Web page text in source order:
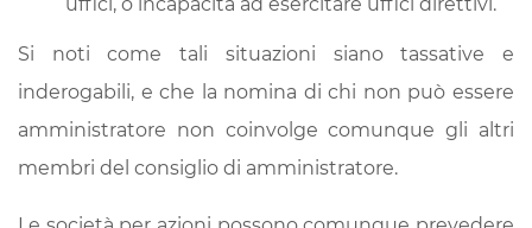
Si noti come tali situazioni siano tassative e
inderogabili, e che la nomina di chi non può essere
amministratore non coinvolge comunque gli altri
membri del consiglio di amministratore.